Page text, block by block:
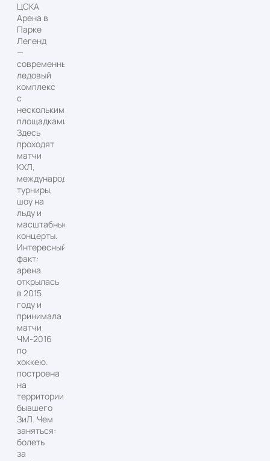
ЦСКА
Арена в
Парке
Легенд
—
современный
ледовый
комплекс
с
несколькими
площадками.
Здесь
проходят
матчи
КХЛ,
международные
турниры,
шоу на
льду и
масштабные
концерты.
Интересный
факт:
арена
открылась
в 2015
году и
принимала
матчи
ЧМ‑2016
по
хоккею.
построена
на
территории
бывшего
ЗиЛ. Чем
заняться:
болеть
за